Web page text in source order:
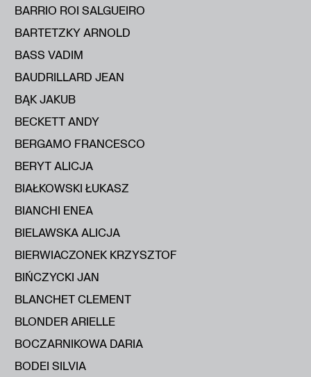
BARRIO ROI SALGUEIRO
BARTETZKY ARNOLD
BASS VADIM
BAUDRILLARD JEAN
BĄK JAKUB
BECKETT ANDY
BERGAMO FRANCESCO
BERYT ALICJA
BIAŁKOWSKI ŁUKASZ
BIANCHI ENEA
BIELAWSKA ALICJA
BIERWIACZONEK KRZYSZTOF
BIŃCZYCKI JAN
BLANCHET CLEMENT
BLONDER ARIELLE
BOCZARNIKOWA DARIA
BODEI SILVIA